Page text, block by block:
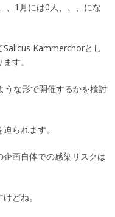
、1月には0人、、、にな
Salicus Kammerchorとし
す。
うな形で開催するかを検討
られます。
画自体での感染リスクは
どね。